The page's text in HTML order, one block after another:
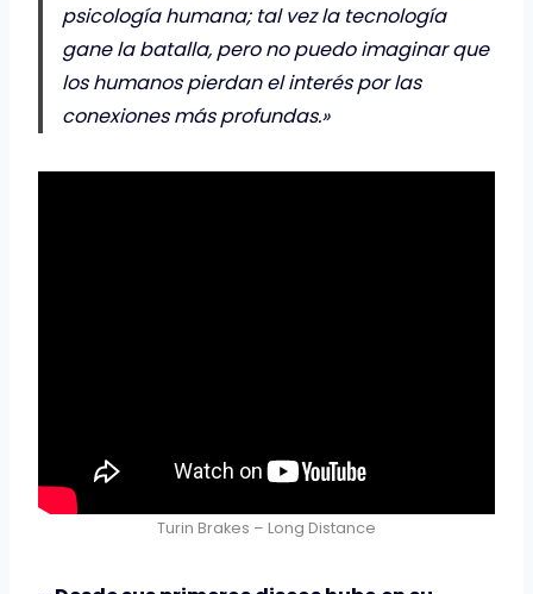
psicología humana; tal vez la tecnología
gane la batalla, pero no puedo imaginar que
los humanos pierdan el interés por las
conexiones más profundas.»
Turin Brakes – Long Distance